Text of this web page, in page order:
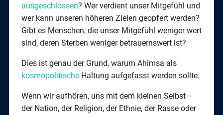
ausgeschlossen? Wer verdient unser Mitgefühl und
wer kann unseren höheren Zielen geopfert werden?
Gibt es Menschen, die unser Mitgefühl weniger wert
sind, deren Sterben weniger betrauernswert ist?
Dies ist genau der Grund, warum Ahimsa als
kosmopolitischeHaltung aufgefasst werden sollte.
Wenn wir aufhören, uns mit dem kleinen Selbst –
der Nation, der Religion, der Ethnie, der Rasse oder